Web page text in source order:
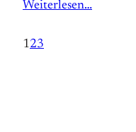
Weiterlesen…
123